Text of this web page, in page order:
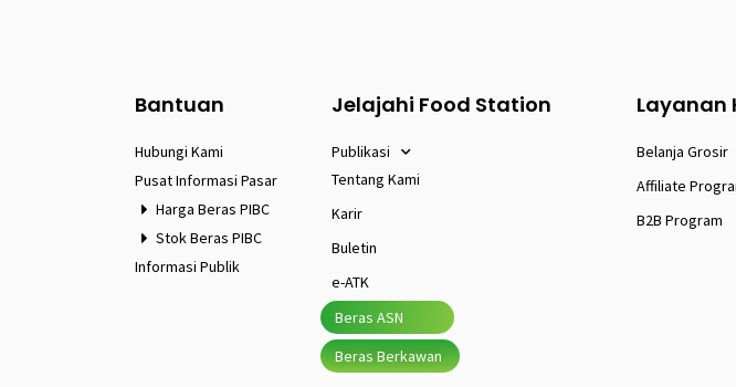
Bantuan
Hubungi Kami
Pusat Informasi Pasar
Harga Beras PIBC
Stok Beras PIBC
Informasi Publik
Jelajahi Food Station
Publikasi
Tentang Kami
Karir
Buletin
e-ATK
Beras ASN
Beras Berkawan
Layanan
Belanja Grosir
Affiliate
B2B Program